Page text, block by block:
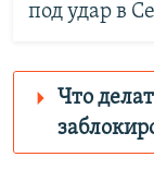
под удар в
Что